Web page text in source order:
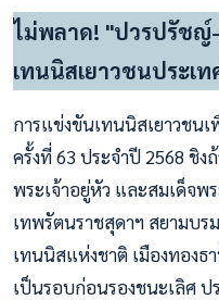
ไม่พลาด! "ปวรปรัชญ์-
เทนนิสเยาวชนประเ
การแข่งขันเทนนิสเยาวชน
ครั้งที่ 63 ประจำปี 2568 ชิ
พระเจ้าอยู่หัว และสมเด็จพ
เทพรัตนราชสุดาฯ สยามบ
เทนนิสแห่งชาติ เมืองทองธ
เป็นรอบก่อนรองชนะเลิศ ป